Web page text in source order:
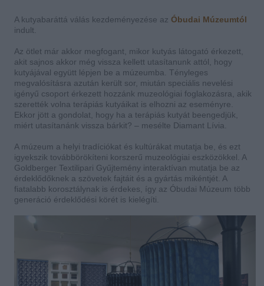
A kutyabaráttá válás kezdeményezése azÓbudai Múzeumtól
indult.
Az ötlet már akkor megfogant, mikor kutyás látogató érkezett,
akit sajnos akkor még vissza kellett utasítanunk attól, hogy
kutyájával együtt lépjen be a múzeumba. Tényleges
megvalósításra azután került sor, miután speciális nevelési
igényű csoport érkezett hozzánk muzeológiai foglakozásra, akik
szerették volna terápiás kutyáikat is elhozni az eseményre.
Ekkor jött a gondolat, hogy ha a terápiás kutyát beengedjük,
miért utasítanánk vissza bárkit? – mesélte Diamant Lívia.
A múzeum a helyi tradíciókat és kultúrákat mutatja be, és ezt
igyekszik továbbörökíteni korszerű muzeológiai eszközökkel. A
Goldberger Textilipari Gyűjtemény interaktívan mutatja be az
érdeklődőknek a szövetek fajtáit és a gyártás mikéntjét. A
fiatalabb korosztálynak is érdekes, így az Óbudai Múzeum több
generáció érdeklődési körét is kielégíti.